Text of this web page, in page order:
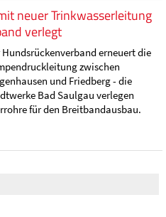
neuer Trinkwasserleitung
verlegt
Hundsrückenverband erneuert die
zwischen
und Friedberg - die
Bad Saulgau verlegen
für den Breitbandausbau.